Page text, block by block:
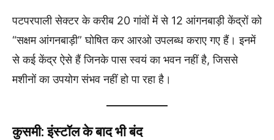
पटपरपाली सेक्टर के करीब 20 गांवों में से 12 आंगनबाड़ी केंद्रों को
“सक्षम आंगनबाड़ी” घोषित कर आरओ उपलब्ध कराए गए हैं। इनमें
से कई केंद्र ऐसे हैं जिनके पास स्वयं का भवन नहीं है, जिससे
मशीनों का उपयोग संभव नहीं हो पा रहा है।
कुसमी: इंस्टॉल के बाद भी बंद